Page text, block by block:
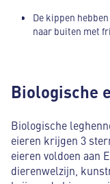
De kippen
naar buiten met
De dieren
Er wordt
De stal is
zodat de kippen
Biologische
Biologische
eieren krijgen 3
eieren voldoen aan
dierenwelzijn,